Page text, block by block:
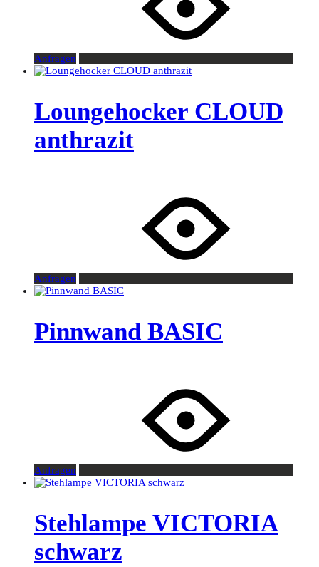
Anfragen
Loungehocker CLOUD
anthrazit
Anfragen
Pinnwand BASIC
Anfragen
Stehlampe VICTORIA
schwarz